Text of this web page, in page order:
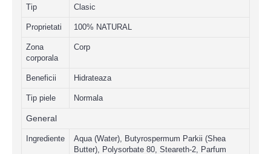
Tip Clasic
Proprietati 100% NATURAL
Zona
corporala
Corp
Beneficii Hidrateaza
Tip piele Normala
General
Ingrediente
Aqua (Water), Butyrospermum Parkii (Shea
Butter), Polysorbate 80, Steareth-2, Parfum